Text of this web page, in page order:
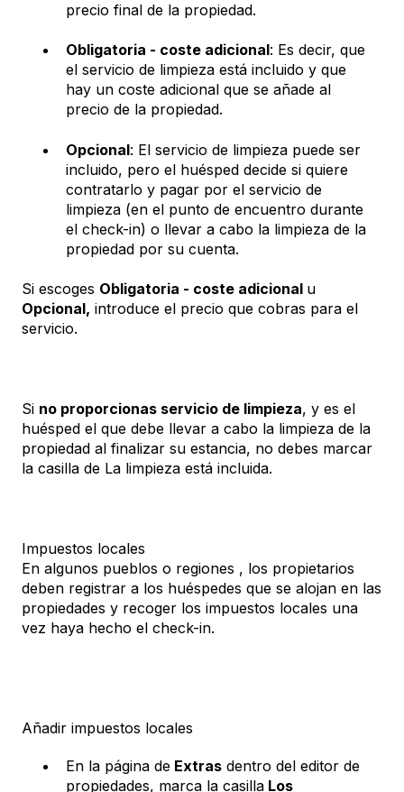
precio final de la propiedad.
Obligatoria - coste adicional: Es decir, que
el servicio de limpieza está incluido y que
hay un coste adicional que se añade al
precio de la propiedad.
Opcional: El servicio de limpieza puede ser
incluido, pero el huésped decide si quiere
contratarlo y pagar por el servicio de
limpieza (en el punto de encuentro durante
el check-in) o llevar a cabo la limpieza de la
propiedad por su cuenta.
Si escoges Obligatoria - coste adicional u
Opcional, introduce el precio que cobras para el
servicio.
Si no proporcionas servicio de limpieza, y es el
huésped el que debe llevar a cabo la limpieza de la
propiedad al finalizar su estancia, no debes marcar
la casilla de La limpieza está incluida.
Impuestos locales
En algunos pueblos o regiones , los propietarios
deben registrar a los huéspedes que se alojan en las
propiedades y recoger los impuestos locales una
vez haya hecho el check-in.
Añadir impuestos locales
En la página de Extras dentro del editor de
propiedades, marca la casilla Los